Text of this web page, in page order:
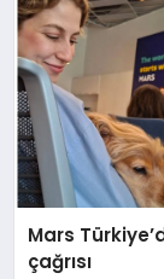
Mars
çağrısı